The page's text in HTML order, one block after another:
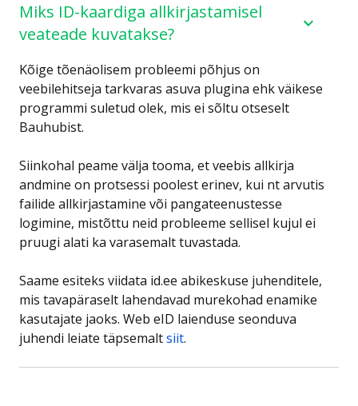
Miks ID-kaardiga allkirjastamisel
veateade kuvatakse?
Kõige tõenäolisem probleemi põhjus on
veebilehitseja tarkvaras asuva plugina ehk väikese
programmi suletud olek, mis ei sõltu otseselt
Bauhubist.
Siinkohal peame välja tooma, et veebis allkirja
andmine on protsessi poolest erinev, kui nt arvutis
failide allkirjastamine või pangateenustesse
logimine, mistõttu neid probleeme sellisel kujul ei
pruugi alati ka varasemalt tuvastada.
Saame esiteks viidata id.ee abikeskuse juhenditele,
mis tavapäraselt lahendavad murekohad enamike
kasutajate jaoks. Web eID laienduse seonduva
juhendi leiate täpsemaltsiit.